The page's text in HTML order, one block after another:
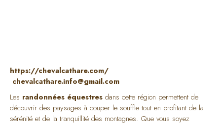
https://chevalcathare.com/
chevalcathare.info@gmail.com
Les randonnées équestres dans cette région permettent de
découvrir des paysages à couper le souffle tout en profitant de la
sérénité et de la tranquillité des montagnes. Que vous soyez